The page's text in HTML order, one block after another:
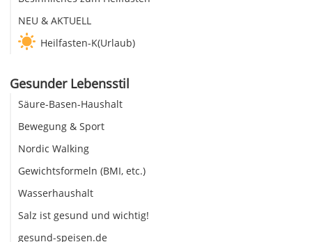
NEU & AKTUELL
Heilfasten-K(Urlaub)
Gesunder Lebensstil
Säure-Basen-Haushalt
Bewegung & Sport
Nordic Walking
Gewichtsformeln (BMI, etc.)
Wasserhaushalt
Salz ist gesund und wichtig!
gesund-speisen.de